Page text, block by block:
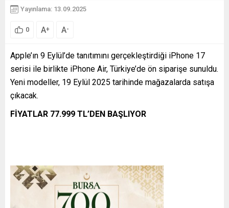
Yayınlama: 13.09.2025
0 A+ A-
Apple’ın 9 Eylül’de tanıtımını gerçekleştirdiği iPhone 17
serisi ile birlikte iPhone Air, Türkiye’de ön siparişe sunuldu.
Yeni modeller, 19 Eylül 2025 tarihinde mağazalarda satışa
çıkacak.
FİYATLAR 77.999 TL’DEN BAŞLIYOR